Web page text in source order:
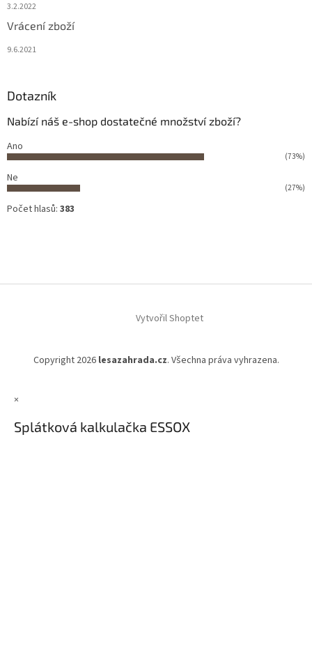
3.2.2022
Vrácení zboží
9.6.2021
Dotazník
Nabízí náš e-shop dostatečné množství zboží?
Ano
(73%)
Ne
(27%)
Počet hlasů: 383
Vytvořil Shoptet
Copyright 2026 lesazahrada.cz. Všechna práva vyhrazena.
×
Splátková kalkulačka ESSOX